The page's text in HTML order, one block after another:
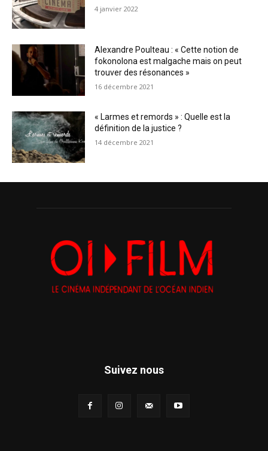
4 janvier 2022
Alexandre Poulteau : « Cette notion de
fokonolona est malgache mais on peut
trouver des résonances »
16 décembre 2021
« Larmes et remords » : Quelle est la
définition de la justice ?
14 décembre 2021
Suivez nous